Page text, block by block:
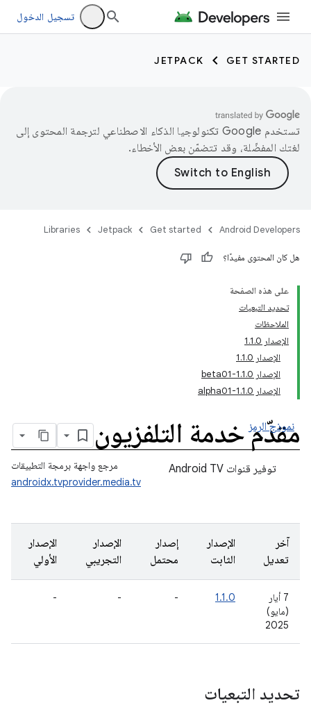
تسجيل الدخول
GET STARTED
JETPACK
تستخدم Google تكنولوجيا الذكاء الاصطناعي لترجمة المحتوى إلى
لغتك المفضّلة، وقد تتضمّن بعض الأخطاء.
Android Developers
Get started
Jetpack
Libraries
هل كان المحتوى مفيدًا؟
على هذه الصفحة
تحديد التبعيات
الملاحظات
الإصدار 1.1.0
الإصدار 1.1.0
الإصدار 1.1.0-beta01
الإصدار 1.1.0-alpha01
مقدّم خدمة التلفزيون
نموذج الرمز
مرجع واجهة برمجة التطبيقات
androidx.tvprovider.media.tv
توفير قنوات Android TV
آخر
تعديل
الإصدار
الثابت
إصدار
محتمل
الإصدار
التجريبي
الإصدار
الأولي
7 أيار
(مايو)
2025
1.1.0
-
-
-
تحديد التبعيات